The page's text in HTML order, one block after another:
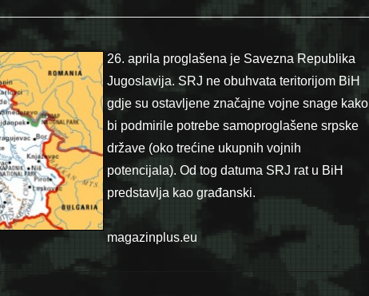
26. aprila proglašena je Savezna Republika
Jugoslavija. SRJ ne obuhvata teritorijom BiH
gdje su ostavljene značajne vojne snage kako
bi podmirile potrebe samoproglašene srpske
države (oko trećine ukupnih vojnih
potencijala). Od tog datuma SRJ rat u BiH
predstavlja kao građanski.
magazinplus.eu